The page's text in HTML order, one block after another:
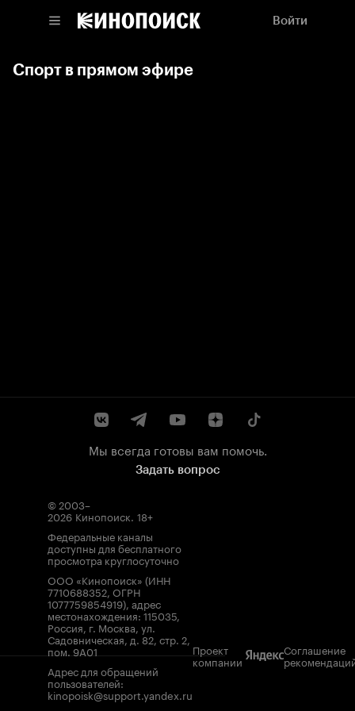
Войти
Спорт в прямом эфире
Мы всегда готовы вам помочь.
Задать вопрос
© 2003–
2026 Кинопоиск. 18+
Федеральные каналы
доступны для бесплатного
просмотра круглосуточно
ООО «Кинопоиск» (ИНН
7710688352, ОГРН
1077759854919), адрес
местонахождения: 115035,
Россия, г. Москва, ул.
Садовническая, д. 82, стр. 2,
пом. 9А01
Адрес для обращений
пользователей:
kinopoisk@support.yandex.ru
Проект
компании
Соглашение